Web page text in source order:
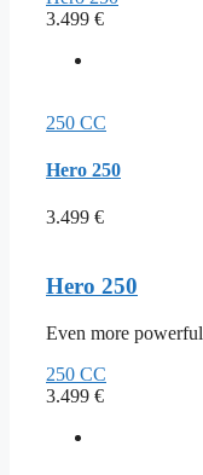
3.499 €
250 CC
Hero 250
3.499 €
Hero 250
Even more powerful
250 CC
3.499 €